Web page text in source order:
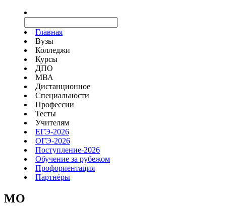
Главная
Вузы
Колледжи
Курсы
ДПО
МВА
Дистанционное
Специальности
Профессии
Тесты
Учителям
ЕГЭ-2026
ОГЭ-2026
Поступление-2026
Обучение за рубежом
Профориентация
Партнёры
MO